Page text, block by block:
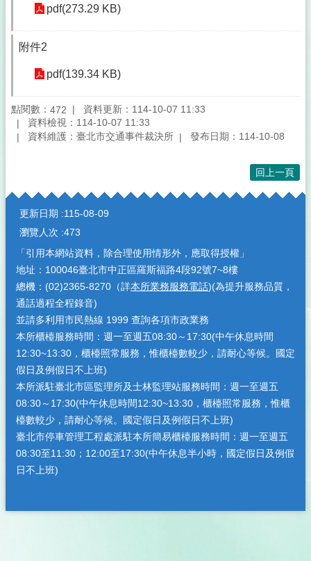
pdf(273.29 KB)
附件2
pdf(139.34 KB)
點閱數： 472
資料更新：114-10-07 11:33
資料檢視：114-10-07 11:33
資料維護：臺北市交通事件裁決所
發布日期：114-10-08
回上一頁
:::
更新日期
115-08-09
瀏覽人次 473
「引用本網站資料，除合理使用情形外，應取得授權」
地址：100046臺北市中正區羅斯福路4段92號7~8樓
總機：(02)2365-8270（詳本所業務服務電話)(為提升服務品質，
通話過程全程錄音)
並請多利用市民熱線 1999 查詢各項市政業務
本所櫃檯服務時間：週一至週五08:30～17:30(中午休息時間
12:30~13:30，櫃檯照常服務，惟櫃檯數較少，請耐心等候。國定
假日及例假日不上班)
本所派駐臺北市區監理所及士林監理站服務時間：週一至週五
08:30～17:30(中午休息時間12:30~13:30，櫃檯照常服務，惟櫃
檯數較少，請耐心等候。國定假日及例假日不上班)
臺北市停車管理工程處派駐本所簡易櫃檯服務時間：週一至週五
08:30至11:30；12:00至17:30(中午休息半小時，國定假日及例假
日不上班)